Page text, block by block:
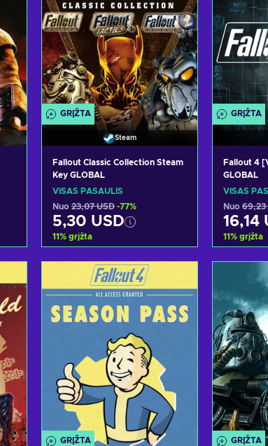
GRĮŽTA
Steam
Fallout Classic Collection Steam
Key GLOBAL
VISAS PASAULIS
Nuo 23,07 USD -77%
5,30 USD
11% grįžta
Pridėti į krepšelį
Peržiūrėti pasiūlymus
GRĮŽTA
Fallout 4
GLOBAL
VISAS
Nuo 69,23
16,14
11% grįžta
GRĮŽTA GRĮŽTA